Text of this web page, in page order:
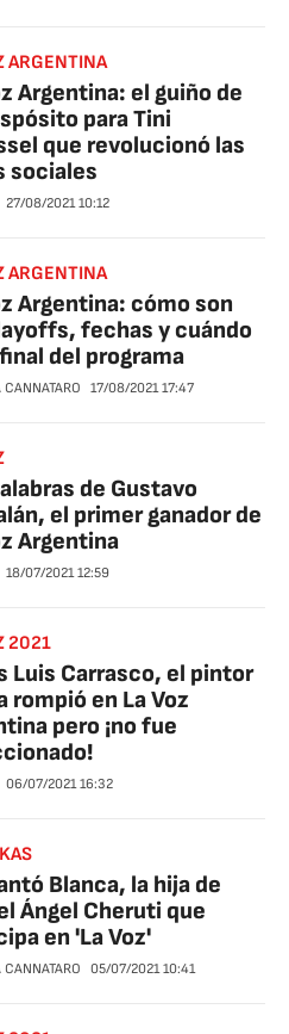
ARGENTINA
Argentina: el guiño de
para Tini
que revolucionó las
sociales
27/08/2021 10:12
ARGENTINA
Argentina: cómo son
fechas y cuándo
del programa
17/08/2021 17:47
de Gustavo
el primer ganador de
Argentina
18/07/2021 12:59
2021
Luis Carrasco, el pintor
rompió en La Voz
pero ¡no fue
06/07/2021 16:32
Blanca, la hija de
Ángel Cheruti que
en 'La Voz'
05/07/2021 10:41